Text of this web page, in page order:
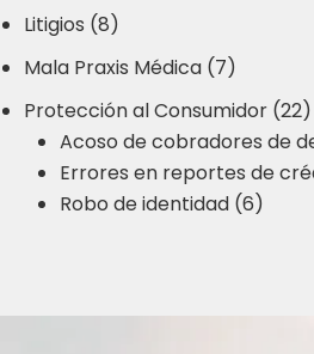
Litigios (8)
Mala Praxis Médica (7)
Protección al Consumidor (22)
Acoso de cobradores de
Errores en reportes de
Robo de identidad (6)